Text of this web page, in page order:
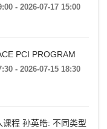
- 2026-07-17 15:00
PCI PROGRAM
- 2026-07-15 18:30
课程 孙英皓: 不同类型